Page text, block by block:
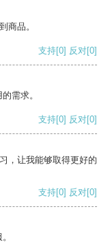
商品。
支持[0] 反对[0]
需求。
支持[0] 反对[0]
，让我能够取得更好的
支持[0] 反对[0]